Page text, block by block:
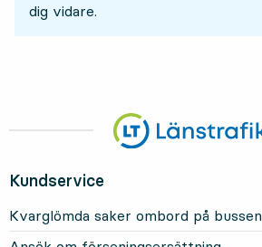
dig vidare.
Kundservice
Kvarglömda saker ombord på bussen